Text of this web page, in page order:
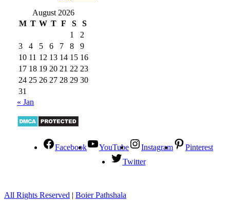
August 2026
M T W T F S
S
1
2
3
4 5 6 7 8
9
10 11 12 13 14 15 16
17 18 19 20 21 22 23
24 25 26 27 28 29 30
31
« Jan
Facebook YouTube Instagram
Pinterest
Twitter
All Rights Reserved | Boier Pathshala